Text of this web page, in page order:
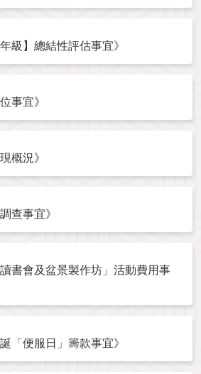
級】總結性評估事宜》
事宜》
概況》
查事宜》
讀書會及盆景製作坊」活動費用事
「便服日」籌款事宜》